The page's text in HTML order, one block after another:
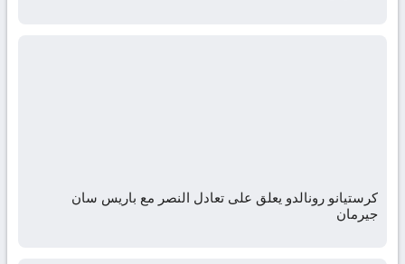
كرستيانو رونالدو يعلق على تعادل النصر مع باريس سان
جيرمان